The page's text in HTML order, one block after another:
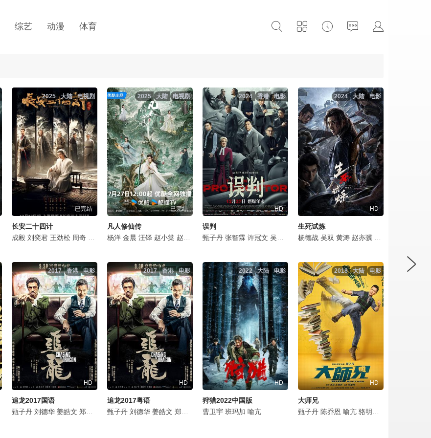
综艺 动漫 体育
胡耘豪 李光复 喻亢 马渝捷 徐筠 邓志浩 邬倩 曲戈 陈俊安 姜琦 时銘健 朱海军
电视剧
大陆
2025
已完结
长安二十四计
成毅 刘奕君 王劲松 周奇 佟梦实 徐璐 倪大红 张涵予 叶祖新 成泰燊 黄觉 韩童生 尹铸胜 边程 李宗翰 张晓谦 陈姝君
电视剧
大陆
2025
已完结
凡人修仙传
杨洋 金晨 汪铎 赵小棠 赵晴 金佳悦 荣梓希 张婉儿 胡宇轩 娜一 陈震 施予斐 李圣佳
电影
香港
2024
HD
误判
甄子丹 张智霖 许冠文 吴镇宇 张天赋 郑则仕 刘江 喻亢 栢天男
电影
大陆
2024
HD
生死试炼
杨德战 吴双 黄涛 赵亦骥
高子文 陈凯欣 赵强 何雨桐 杜憬仪
尤宪超 刘欣蕾 王岗岗 朱剑峰 谭凯
电影
香港
2017
HD
追龙2017国语
甄子丹 刘德华 姜皓文 郑则仕 刘浩龙 汤镇业 喻亢 胡然 徐冬冬 黄日华 陈惠敏 周励淇
电影
香港
2017
HD
追龙2017粤语
甄子丹 刘德华 姜皓文 郑则仕 刘浩龙 汤镇业 喻亢 胡然 黄日华 陈惠敏 周励淇 吴毅将
电影
大陆
2022
HD
狩猎2022中国版
曹卫宇 班玛加 喻亢
电影
大陆
2018
HD
大师兄
甄子丹 陈乔恩 喻亢 骆明劼